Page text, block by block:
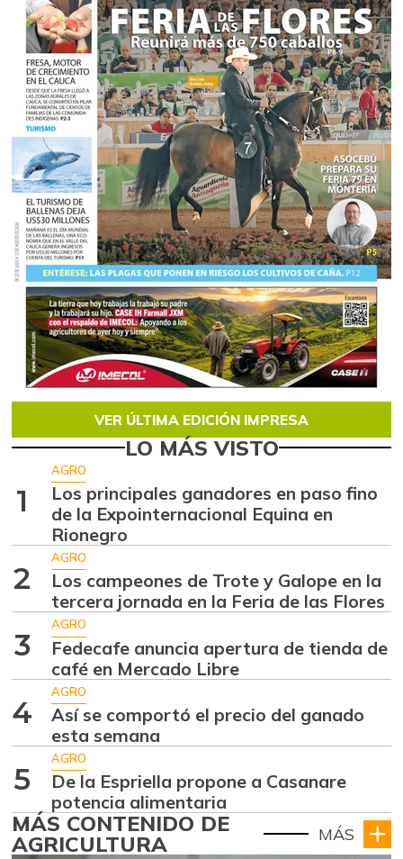
VER ÚLTIMA EDICIÓN IMPRESA
LO MÁS VISTO
1
AGRO
Los principales ganadores en paso fino
de la Expointernacional Equina en
Rionegro
2
AGRO
Los campeones de Trote y Galope en la
tercera jornada en la Feria de las Flores
3
AGRO
Fedecafe anuncia apertura de tienda de
café en Mercado Libre
4
AGRO
Así se comportó el precio del ganado
esta semana
5
AGRO
De la Espriella propone a Casanare
potencia alimentaria
MÁS CONTENIDO DE
AGRICULTURA MÁS